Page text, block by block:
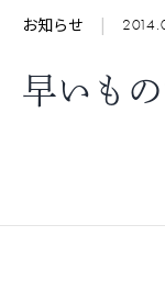
お知らせ |
早いも